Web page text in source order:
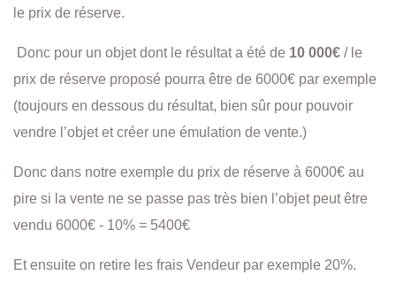
le prix de réserve.
Donc pour un objet dont le résultat a été de 10 000€ / le
prix de réserve proposé pourra être de 6000€ par exemple
(toujours en dessous du résultat, bien sûr pour pouvoir
vendre l’objet et créer une émulation de vente.)
Donc dans notre exemple du prix de réserve à 6000€ au
pire si la vente ne se passe pas très bien l’objet peut être
vendu 6000€ - 10% = 5400€
Et ensuite on retire les frais Vendeur par exemple 20%.